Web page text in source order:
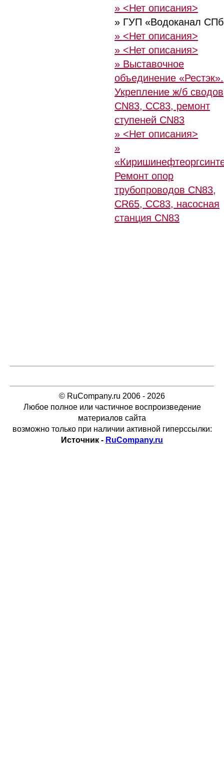
» <Нет описания>
» ГУП «Водоканал
» <Нет описания>
» <Нет описания>
» Выставочное
объединение «Рестэк».
Укрепление ж/б сводов
CN83, CC83, ремонт
ступеней CN83
» <Нет описания>
»
Ремонт опор
трубопроводов CN83,
CR65, CC83, насосная
станция CN83
© RuCompany.ru 2006 - 2026
Любое полное или частичное воспроизведение
материалов сайта
возможно только при наличии активной гиперссылки:
Источник - RuCompany.ru